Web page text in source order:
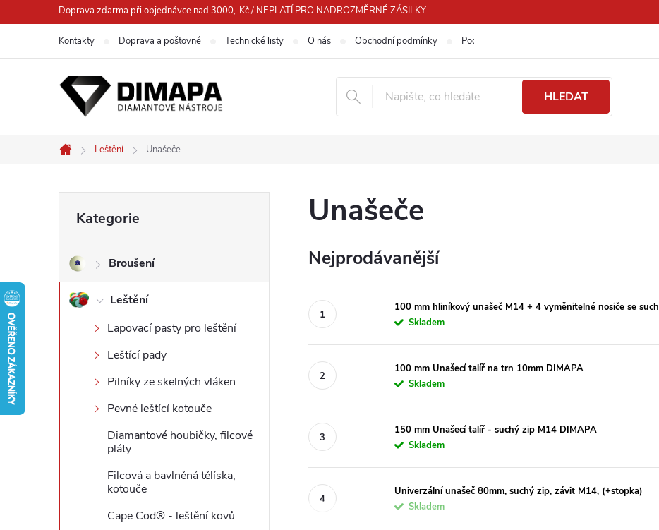
na
Doprava zdarma při objednávce nad 3000,-Kč / NEPLATÍ PRO NADROZMĚRNÉ ZÁSILKY
Kontakty Doprava a poštovné Technické listy O nás Obchodní podmínky Podmínky ochrany osobních údajů
HLEDAT
Domů
Leštění Unašeče
s
kategorie
Kategorie
Broušení
Leštění
Lapovací pasty pro leštění
Leštící pady
Pilníky ze skelných vláken
Pevné leštící kotouče
Diamantové houbičky, filcové
pláty
Filcová a bavlněná tělíska,
kotouče
Cape Cod® - leštění kovů
Unašeče
Nejprodávanější
100 mm hliníkový unašeč M14 + 4 vyměnitelné nosiče se
Skladem
100 mm Unašecí talíř na trn 10mm DIMAPA
Skladem
150 mm Unašecí talíř - suchý zip M14 DIMAPA
Skladem
Univerzální unašeč 80mm, suchý zip, závit M14, (+stopka)
Skladem